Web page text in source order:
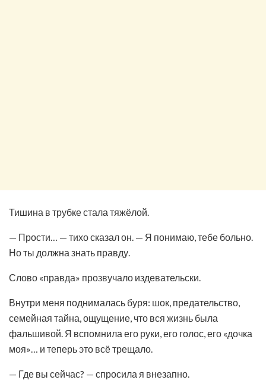
Тишина в трубке стала тяжёлой.
— Прости… — тихо сказал он. — Я понимаю, тебе больно.
Но ты должна знать правду.
Слово «правда» прозвучало издевательски.
Внутри меня поднималась буря: шок, предательство,
семейная тайна, ощущение, что вся жизнь была
фальшивой. Я вспомнила его руки, его голос, его «дочка
моя»… и теперь это всё трещало.
— Где вы сейчас? — спросила я внезапно.